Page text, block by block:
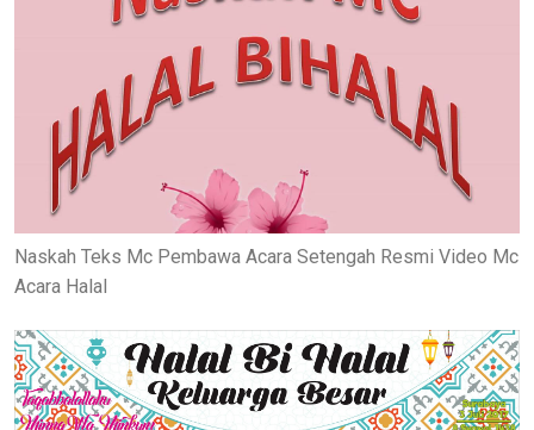
Naskah Teks Mc Pembawa Acara Setengah Resmi Video Mc
Acara Halal